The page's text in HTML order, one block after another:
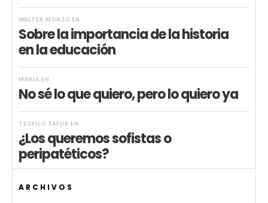
WALTER MONZÓ EN
Sobre la importancia de la historia
en la educación
MARIA EN
No sé lo que quiero, pero lo quiero ya
TEÓFILO TAFUR EN
¿Los queremos sofistas o
peripatéticos?
ARCHIVOS